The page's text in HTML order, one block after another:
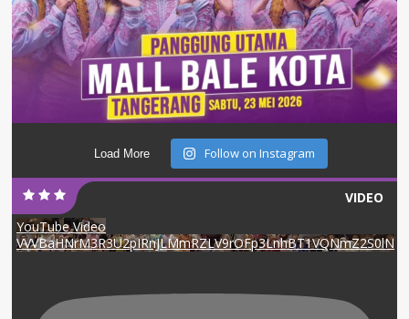
Load More Follow on Instagram
VIDEO
YouTube Video
VVVBaHNrM3R3U2pIRnJLMmRZLV9rOFp3LnhBT1VQNmZ2S0lN